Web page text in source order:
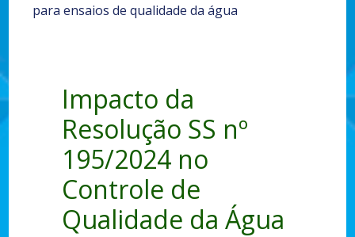
para ensaios de qualidade da água
Impacto da
Resolução SS nº
195/2024 no
Controle de
Qualidade da Água